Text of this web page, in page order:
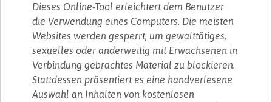
Dieses Online-Tool erleichtert dem Benutzer
die Verwendung eines Computers. Die meisten
Websites werden gesperrt, um gewalttätiges,
sexuelles oder anderweitig mit Erwachsenen in
Verbindung gebrachtes Material zu blockieren.
Stattdessen präsentiert es eine handverlesene
Auswahl an Inhalten von kostenlosen